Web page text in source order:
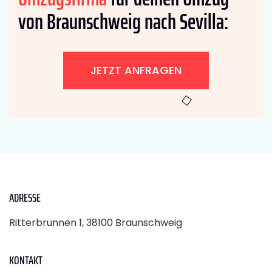
von Braunschweig nach Sevilla:
JETZT ANFRAGEN
ADRESSE
Ritterbrunnen 1, 38100 Braunschweig
KONTAKT